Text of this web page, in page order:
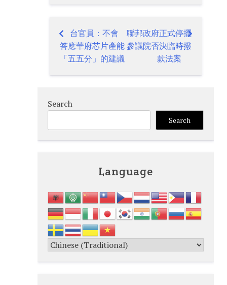
Post
navigation
台官員：不會
答應華府芯片產能
「五五分」的建議
聯邦政府正式停擺
參議院否決臨時撥
款法案
Search
Search
Language